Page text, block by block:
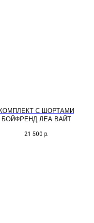
С ШОРТАМИ
БОЙФРЕНД ЛЕА ВАЙТ
21 500 р.